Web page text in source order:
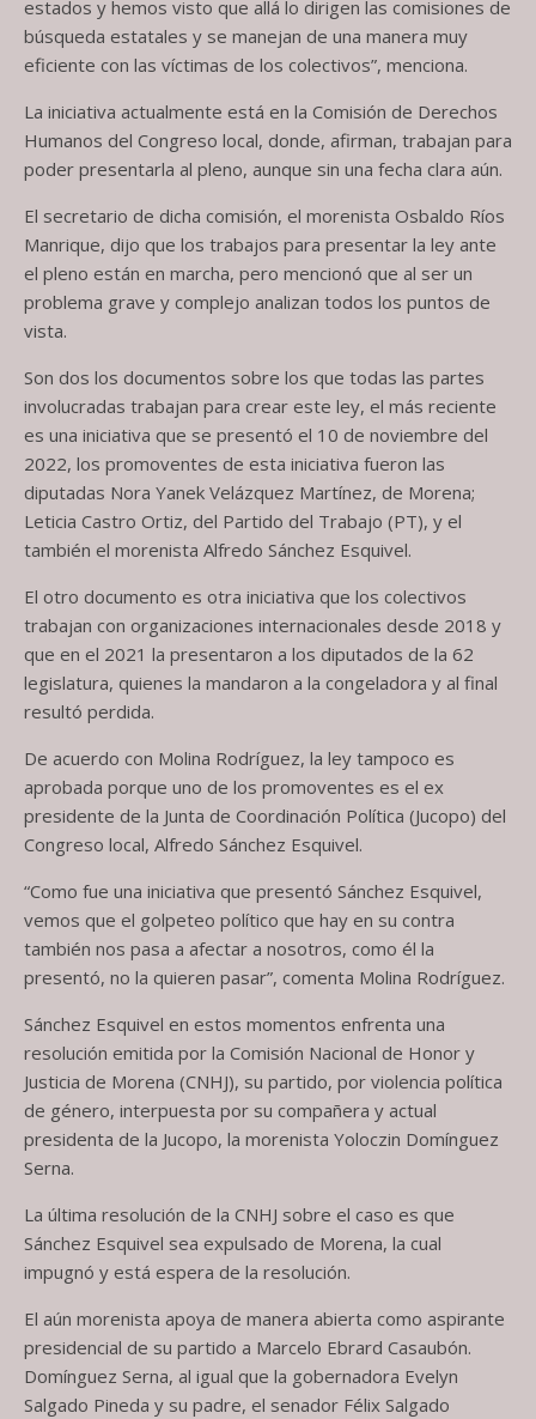
estados y hemos visto que allá lo dirigen las comisiones de
búsqueda estatales y se manejan de una manera muy
eficiente con las víctimas de los colectivos”, menciona.
La iniciativa actualmente está en la Comisión de Derechos
Humanos del Congreso local, donde, afirman, trabajan para
poder presentarla al pleno, aunque sin una fecha clara aún.
El secretario de dicha comisión, el morenista Osbaldo Ríos
Manrique, dijo que los trabajos para presentar la ley ante
el pleno están en marcha, pero mencionó que al ser un
problema grave y complejo analizan todos los puntos de
vista.
Son dos los documentos sobre los que todas las partes
involucradas trabajan para crear este ley, el más reciente
es una iniciativa que se presentó el 10 de noviembre del
2022, los promoventes de esta iniciativa fueron las
diputadas Nora Yanek Velázquez Martínez, de Morena;
Leticia Castro Ortiz, del Partido del Trabajo (PT), y el
también el morenista Alfredo Sánchez Esquivel.
El otro documento es otra iniciativa que los colectivos
trabajan con organizaciones internacionales desde 2018 y
que en el 2021 la presentaron a los diputados de la 62
legislatura, quienes la mandaron a la congeladora y al final
resultó perdida.
De acuerdo con Molina Rodríguez, la ley tampoco es
aprobada porque uno de los promoventes es el ex
presidente de la Junta de Coordinación Política (Jucopo) del
Congreso local, Alfredo Sánchez Esquivel.
“Como fue una iniciativa que presentó Sánchez Esquivel,
vemos que el golpeteo político que hay en su contra
también nos pasa a afectar a nosotros, como él la
presentó, no la quieren pasar”, comenta Molina Rodríguez.
Sánchez Esquivel en estos momentos enfrenta una
resolución emitida por la Comisión Nacional de Honor y
Justicia de Morena (CNHJ), su partido, por violencia política
de género, interpuesta por su compañera y actual
presidenta de la Jucopo, la morenista Yoloczin Domínguez
Serna.
La última resolución de la CNHJ sobre el caso es que
Sánchez Esquivel sea expulsado de Morena, la cual
impugnó y está espera de la resolución.
El aún morenista apoya de manera abierta como aspirante
presidencial de su partido a Marcelo Ebrard Casaubón.
Domínguez Serna, al igual que la gobernadora Evelyn
Salgado Pineda y su padre, el senador Félix Salgado